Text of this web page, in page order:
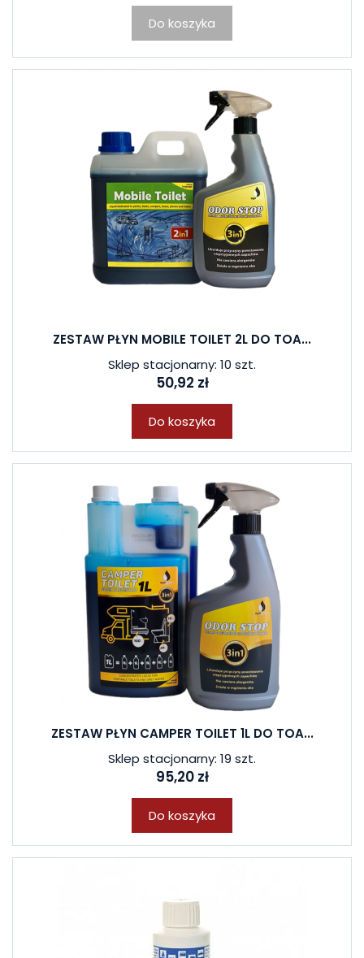
Do koszyka
ZESTAW PŁYN MOBILE TOILET 2L DO TOA...
Sklep stacjonarny: 10 szt.
50,92 zł
Do koszyka
ZESTAW PŁYN CAMPER TOILET 1L DO TOA...
Sklep stacjonarny: 19 szt.
95,20 zł
Do koszyka